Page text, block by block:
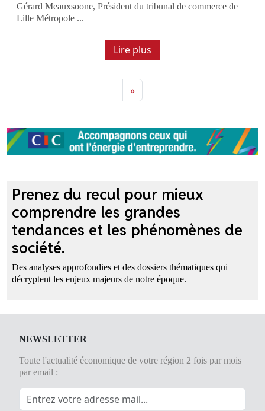
Gérard Meauxsoone, Président du tribunal de commerce de
Lille Métropole ...
Lire plus
»
Previous Next
Prenez du recul pour mieux
comprendre les grandes
tendances et les phénomènes de
société.
Des analyses approfondies et des dossiers thématiques qui
décryptent les enjeux majeurs de notre époque.
NEWSLETTER
Toute l'actualité économique de votre région 2 fois par mois
par email :